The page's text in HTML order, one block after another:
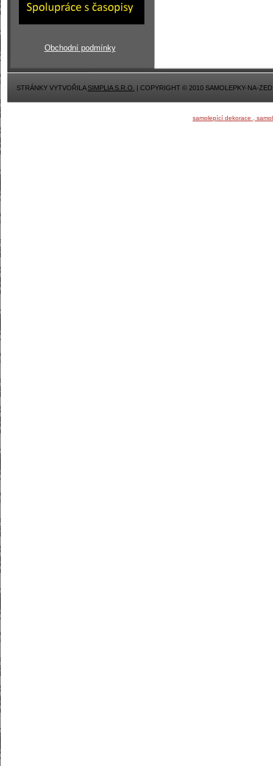
Obchodní podmínky
STRÁNKY VYTVOŘILASIMPLIA S.R.O. | COPYRIGHT © 2010 SAMOLEPKY-NA-
samolepící dekorace ,